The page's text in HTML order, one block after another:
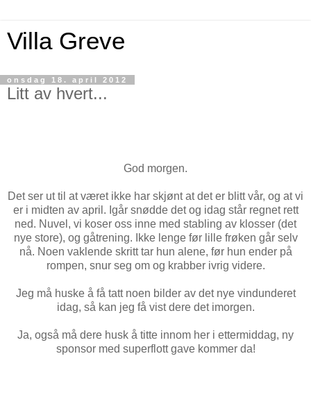
Villa Greve
onsdag 18. april 2012
Litt av hvert...
God morgen.
Det ser ut til at været ikke har skjønt at det er blitt vår, og at vi
er i midten av april. Igår snødde det og idag står regnet rett
ned. Nuvel, vi koser oss inne med stabling av klosser (det
nye store), og gåtrening. Ikke lenge før lille frøken går selv
nå. Noen vaklende skritt tar hun alene, før hun ender på
rompen, snur seg om og krabber ivrig videre.
Jeg må huske å få tatt noen bilder av det nye vindunderet
idag, så kan jeg få vist dere det imorgen.
Ja, også må dere husk å titte innom her i ettermiddag, ny
sponsor med superflott gave kommer da!